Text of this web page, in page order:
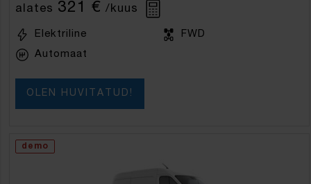
alates 321 € /kuus
Elektriline
FWD
Automaat
OLEN HUVITATUD!
demo